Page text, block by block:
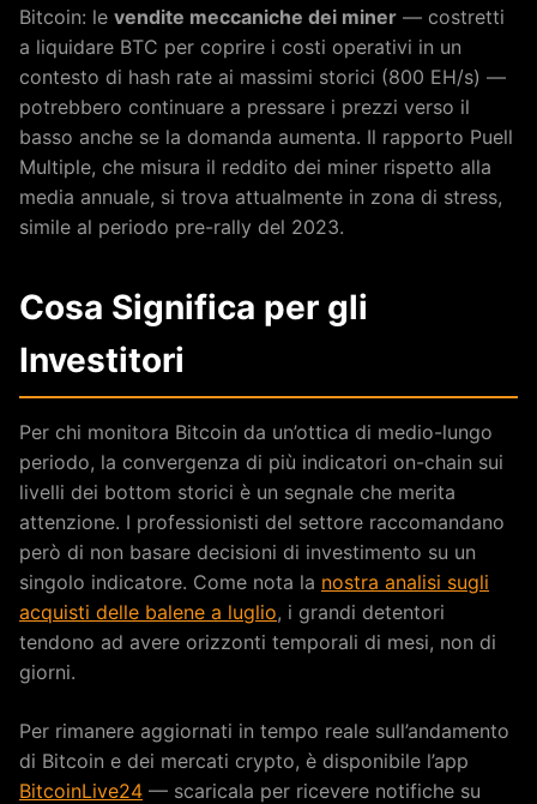
Bitcoin: le vendite meccaniche dei miner — costretti
a liquidare BTC per coprire i costi operativi in un
contesto di hash rate ai massimi storici (800 EH/s) —
potrebbero continuare a pressare i prezzi verso il
basso anche se la domanda aumenta. Il rapporto Puell
Multiple, che misura il reddito dei miner rispetto alla
media annuale, si trova attualmente in zona di stress,
simile al periodo pre-rally del 2023.
Cosa Significa per gli
Investitori
Per chi monitora Bitcoin da un’ottica di medio-lungo
periodo, la convergenza di più indicatori on-chain sui
livelli dei bottom storici è un segnale che merita
attenzione. I professionisti del settore raccomandano
però di non basare decisioni di investimento su un
singolo indicatore. Come nota la nostra analisi sugli
acquisti delle balene a luglio, i grandi detentori
tendono ad avere orizzonti temporali di mesi, non di
giorni.
Per rimanere aggiornati in tempo reale sull’andamento
di Bitcoin e dei mercati crypto, è disponibile l’app
BitcoinLive24 — scaricala per ricevere notifiche su